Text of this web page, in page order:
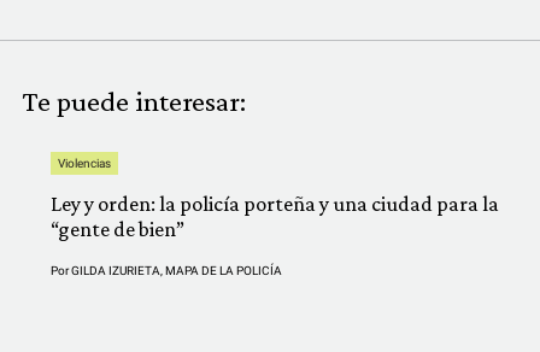
Te puede interesar:
Violencias
Ley y orden: la policía porteña y una ciudad para la
“gente de bien”
PorGILDA IZURIETA MAPA DE LA POLICÍA